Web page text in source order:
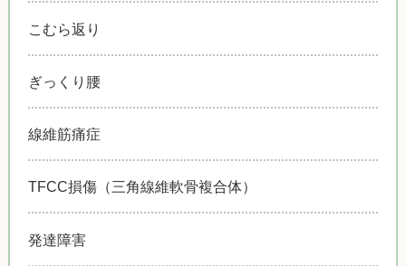
こむら返り
ぎっくり腰
線維筋痛症
TFCC損傷（三角線維軟骨複合体）
発達障害